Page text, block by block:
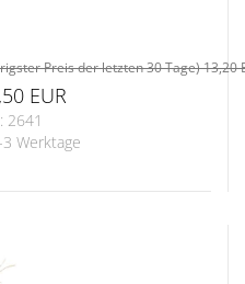
Preis der letzten 30 Tage) 13,20
EUR
2641
3 Werktage